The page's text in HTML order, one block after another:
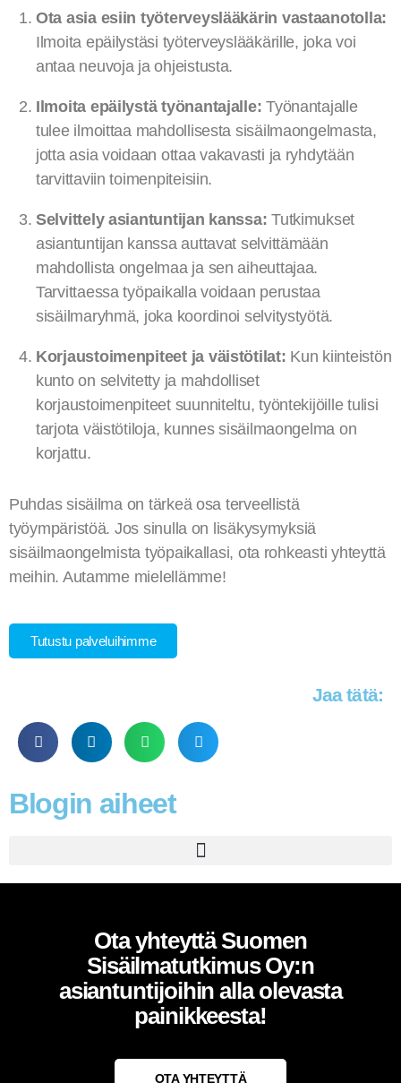
Ota asia esiin työterveyslääkärin vastaanotolla:
Ilmoita epäilystäsi työterveyslääkärille, joka voi
antaa neuvoja ja ohjeistusta.
Ilmoita epäilystä työnantajalle: Työnantajalle
tulee ilmoittaa mahdollisesta sisäilmaongelmasta,
jotta asia voidaan ottaa vakavasti ja ryhdytään
tarvittaviin toimenpiteisiin.
Selvittely asiantuntijan kanssa: Tutkimukset
asiantuntijan kanssa auttavat selvittämään
mahdollista ongelmaa ja sen aiheuttajaa.
Tarvittaessa työpaikalla voidaan perustaa
sisäilmaryhmä, joka koordinoi selvitystyötä.
Korjaustoimenpiteet ja väistötilat: Kun kiinteistön
kunto on selvitetty ja mahdolliset
korjaustoimenpiteet suunniteltu, työntekijöille tulisi
tarjota väistötiloja, kunnes sisäilmaongelma on
korjattu.
Puhdas sisäilma on tärkeä osa terveellistä
työympäristöä. Jos sinulla on lisäkysymyksiä
sisäilmaongelmista työpaikallasi, ota rohkeasti yhteyttä
meihin. Autamme mielellämme!
Tutustu palveluihimme
Jaa tätä:
Blogin aiheet
Ota yhteyttä Suomen
Sisäilmatutkimus Oy:n
asiantuntijoihin alla olevasta
painikkeesta!
OTA YHTEYTTÄ